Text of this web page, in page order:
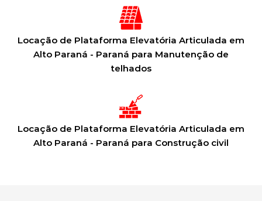
Locação de Plataforma Elevatória Articulada em
Alto Paraná - Paraná para Manutenção de
telhados
Locação de Plataforma Elevatória Articulada em
Alto Paraná - Paraná para Construção civil